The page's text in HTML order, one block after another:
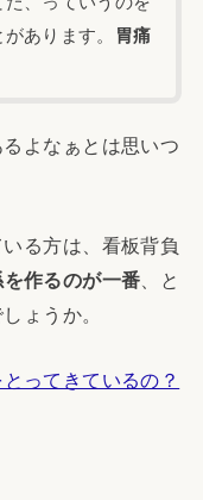
あります。
胃痛
よなぁとは思いつ
る方は、看板背負
作るのが一番 、と
ょうか。
ってきているの？